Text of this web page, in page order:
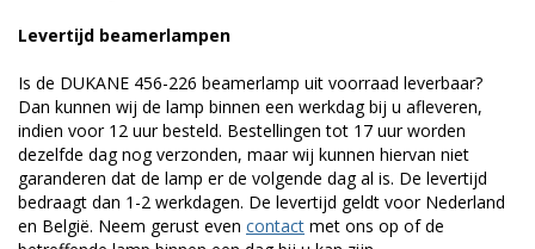
Levertijd beamerlampen
Is de DUKANE 456-226 beamerlamp uit voorraad leverbaar?
Dan kunnen wij de lamp binnen een werkdag bij u afleveren,
indien voor 12 uur besteld. Bestellingen tot 17 uur worden
dezelfde dag nog verzonden, maar wij kunnen hiervan niet
garanderen dat de lamp er de volgende dag al is. De levertijd
bedraagt dan 1-2 werkdagen. De levertijd geldt voor Nederland
en België. Neem gerust even contact met ons op of de